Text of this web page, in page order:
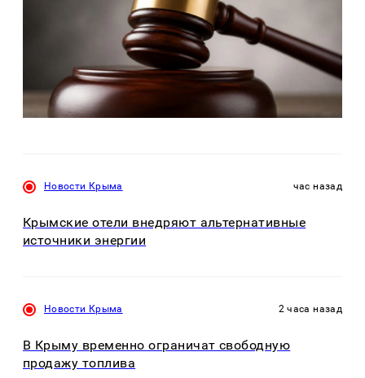
Новости Крыма час назад
Крымские отели внедряют альтернативные
источники энергии
Новости Крыма 2 часа назад
В Крыму временно ограничат свободную
продажу топлива